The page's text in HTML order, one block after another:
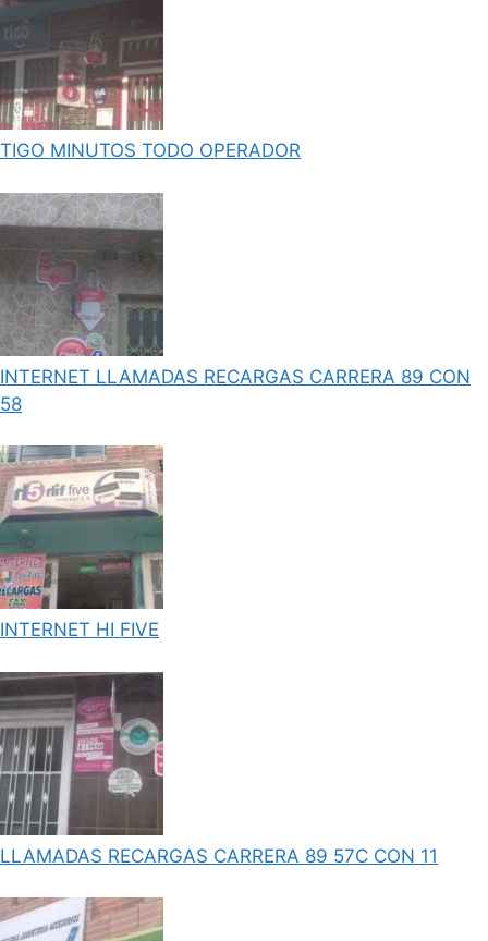
TIGO MINUTOS TODO OPERADOR
INTERNET LLAMADAS RECARGAS CARRERA 89 CON
58
INTERNET HI FIVE
LLAMADAS RECARGAS CARRERA 89 57C CON 11